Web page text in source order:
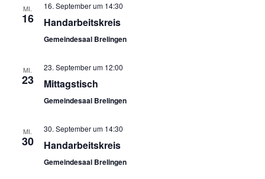
MI.
16
16. September um 14:30
Handarbeitskreis
Gemeindesaal Brelingen
MI.
23
23. September um 12:00
Mittagstisch
Gemeindesaal Brelingen
MI.
30
30. September um 14:30
Handarbeitskreis
Gemeindesaal Brelingen